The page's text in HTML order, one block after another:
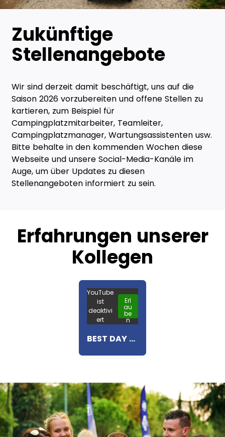
Zukünftige
Stellenangebote
Wir sind derzeit damit beschäftigt, uns auf die
Saison 2026 vorzubereiten und offene Stellen zu
kartieren, zum Beispiel für
Campingplatzmitarbeiter, Teamleiter,
Campingplatzmanager, Wartungsassistenten usw.
Bitte behalte in den kommenden Wochen diese
Webseite und unsere Social-Media-Kanäle im
Auge, um über Updates zu diesen
Stellenangeboten informiert zu sein.
Erfahrungen unserer
Kollegen
YouTube
ist
deaktivi
ert
Erl
au
be
n
BEST DAY WHILE WORKING FOR EUROCAMP (GERMAN SUBTITLES)